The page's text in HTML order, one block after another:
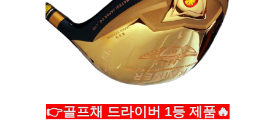
👉골프채 드라이버 1등 제품🔥